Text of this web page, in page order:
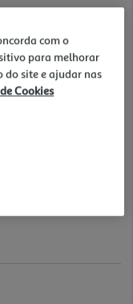
com o
para melhorar
do site e ajudar nas
Cookies